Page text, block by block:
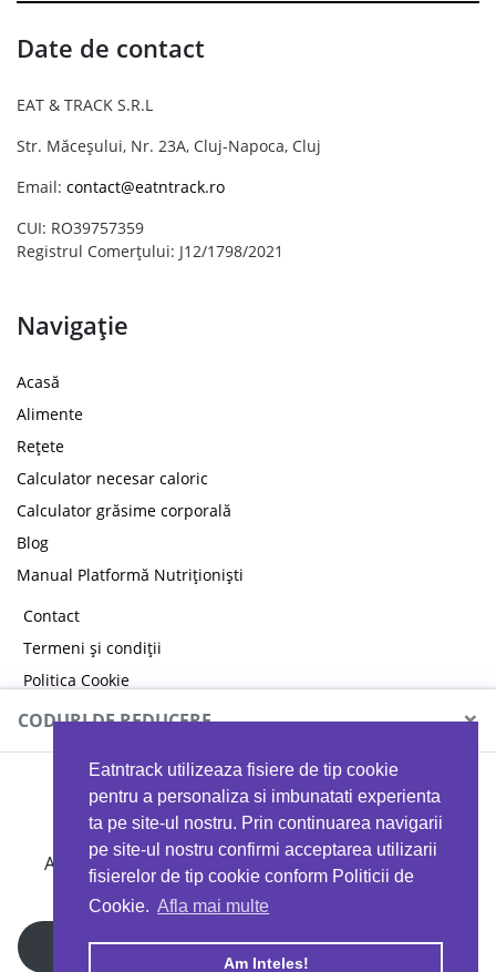
Eatntrack utilizeaza fisiere de tip cookie
pentru a personaliza si imbunatati experienta
ta pe site-ul nostru. Prin continuarea navigarii
pe site-ul nostru confirmi acceptarea utilizarii
fisierelor de tip cookie conform Politicii de
Cookie. Afla mai multe
Am Inteles!
Date de contact
EAT & TRACK S.R.L
Str. Măceșului, Nr. 23A, Cluj-Napoca, Cluj
Email: contact@eatntrack.ro
CUI: RO39757359
Registrul Comerțului: J12/1798/2021
Navigație
Acasă
Alimente
Rețete
Calculator necesar caloric
Calculator grăsime corporală
Blog
Manual Platformă Nutriționiști
Contact
Termeni și condiții
Politica Cookie
Politica de confidențialitate
CODURI DE REDUCERE ×
MYPROTEIN
Ai 40%reducere la orice comandă folosind codul
EATTRACK
Profită acum